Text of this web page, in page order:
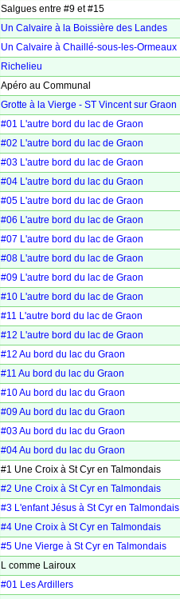
Salgues entre #9 et #15
Un Calvaire à la Boissière des Landes
Un Calvaire à Chaillé-sous-les-Ormeaux
Richelieu
Apéro au Communal
Grotte à la Vierge - ST Vincent sur Graon
#01 L'autre bord du lac de Graon
#02 L'autre bord du lac de Graon
#03 L'autre bord du lac de Graon
#04 L'autre bord du lac du Graon
#05 L'autre bord du lac de Graon
#06 L'autre bord du lac de Graon
#07 L'autre bord du lac de Graon
#08 L'autre bord du lac de Graon
#09 L'autre bord du lac de Graon
#10 L'autre bord du lac de Graon
#11 L'autre bord du lac de Graon
#12 L'autre bord du lac de Graon
#12 Au bord du lac du Graon
#11 Au bord du lac du Graon
#10 Au bord du lac du Graon
#09 Au bord du lac du Graon
#03 Au bord du lac du Graon
#04 Au bord du lac du Graon
#1 Une Croix à St Cyr en Talmondais
#2 Une Croix à St Cyr en Talmondais
#3 L'enfant Jésus à St Cyr en Talmondais
#4 Une Croix à St Cyr en Talmondais
#5 Une Vierge à St Cyr en Talmondais
L comme Lairoux
#01 Les Ardillers